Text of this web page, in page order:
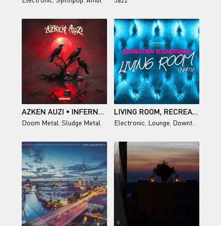
AZKEN AUZI • INFERNUA
Doom Metal Sludge Metal
LIVING ROOM, RECREATION SOUNDTRACK, CHAP.18
Electronic Lounge Downtempo